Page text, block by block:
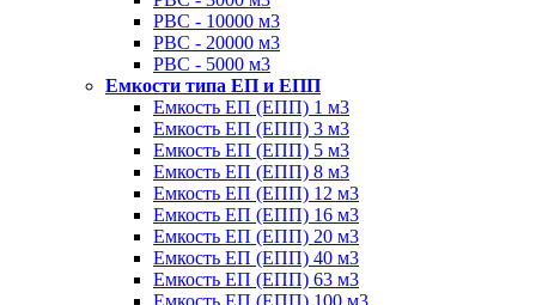
РВС - 10000 м3
РВС - 20000 м3
РВС - 5000 м3
Емкости типа ЕП и ЕПП
Емкость ЕП (ЕПП) 1 м3
Емкость ЕП (ЕПП) 3 м3
Емкость ЕП (ЕПП) 5 м3
Емкость ЕП (ЕПП) 8 м3
Емкость ЕП (ЕПП) 12 м3
Емкость ЕП (ЕПП) 16 м3
Емкость ЕП (ЕПП) 20 м3
Емкость ЕП (ЕПП) 40 м3
Емкость ЕП (ЕПП) 63 м3
Емкость ЕП (ЕПП) 100 м3